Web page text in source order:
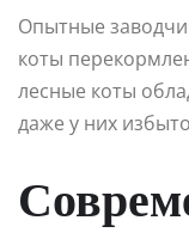
Опытные
коты
лесные коты
даже у них